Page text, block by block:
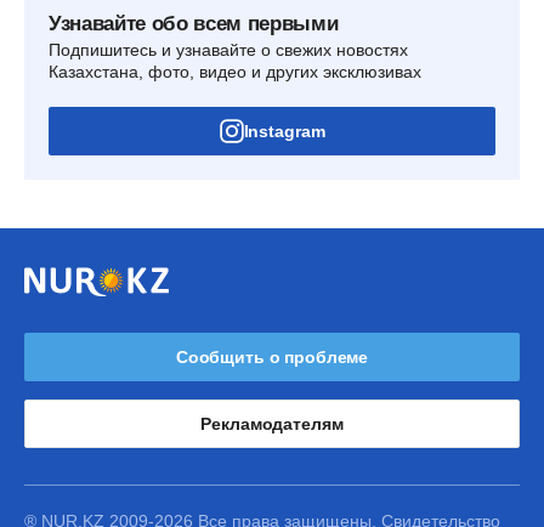
Узнавайте обо всем первыми
Подпишитесь и узнавайте о свежих новостях
Казахстана, фото, видео и других эксклюзивах
Instagram
Сообщить о проблеме
Рекламодателям
® NUR.KZ 2009-2026 Все права защищены. Свидетельство